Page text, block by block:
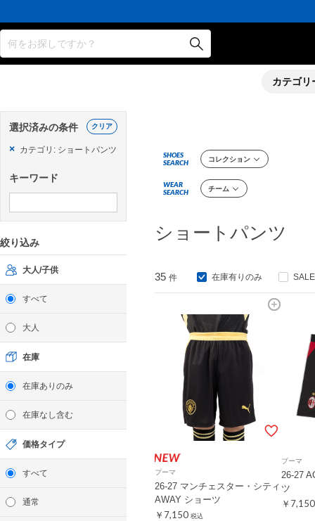
何をお探しですか？
カテゴリ
選択済みの条件
× カテゴリ: ショートパンツ
キーワード
クリア
絞り込み
大人/子供
すべて
大人
在庫
在庫ありのみ
在庫なし含む
価格タイプ
すべて
通常
SHOES
SEARCH
コレクション
WEAR
SEARCH
チーム
ショートパンツ
35 件 在庫有りのみ
プーマ
26-27 マンチェスター・シティ
AWAY ショーツ
￥7,150 税込
プーマ
26-27
ツ
￥7,150